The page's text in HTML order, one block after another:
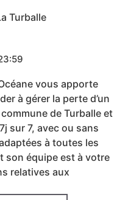
Turballe
vous apporte
à gérer la perte d’un
de Turballe et
sur 7, avec ou sans
à toutes les
son équipe est à votre
relatives aux